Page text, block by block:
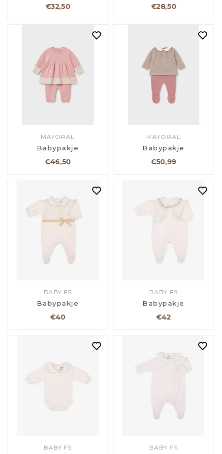
€32,50
€28,50
MAYORAL
Babypakje
€46,50
MAYORAL
Babypakje
€50,99
BABY FS
Babypakje
€40
BABY FS
Babypakje
€42
BABY FS BABY FS